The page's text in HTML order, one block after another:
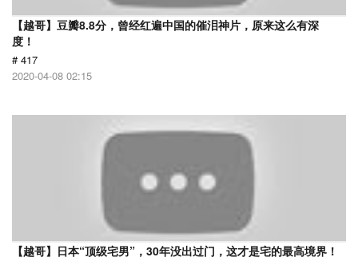
【越哥】豆瓣8.8分，曾经红遍中国的催泪神片，原来这么有深
度！
# 417
2020-04-08 02:15
【越哥】日本“顶级宅男”，30年没出过门，这才是宅的最高境界！